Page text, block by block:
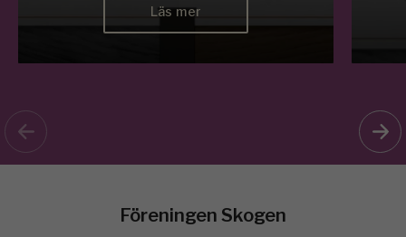
Läs mer
Föreningen Skogen